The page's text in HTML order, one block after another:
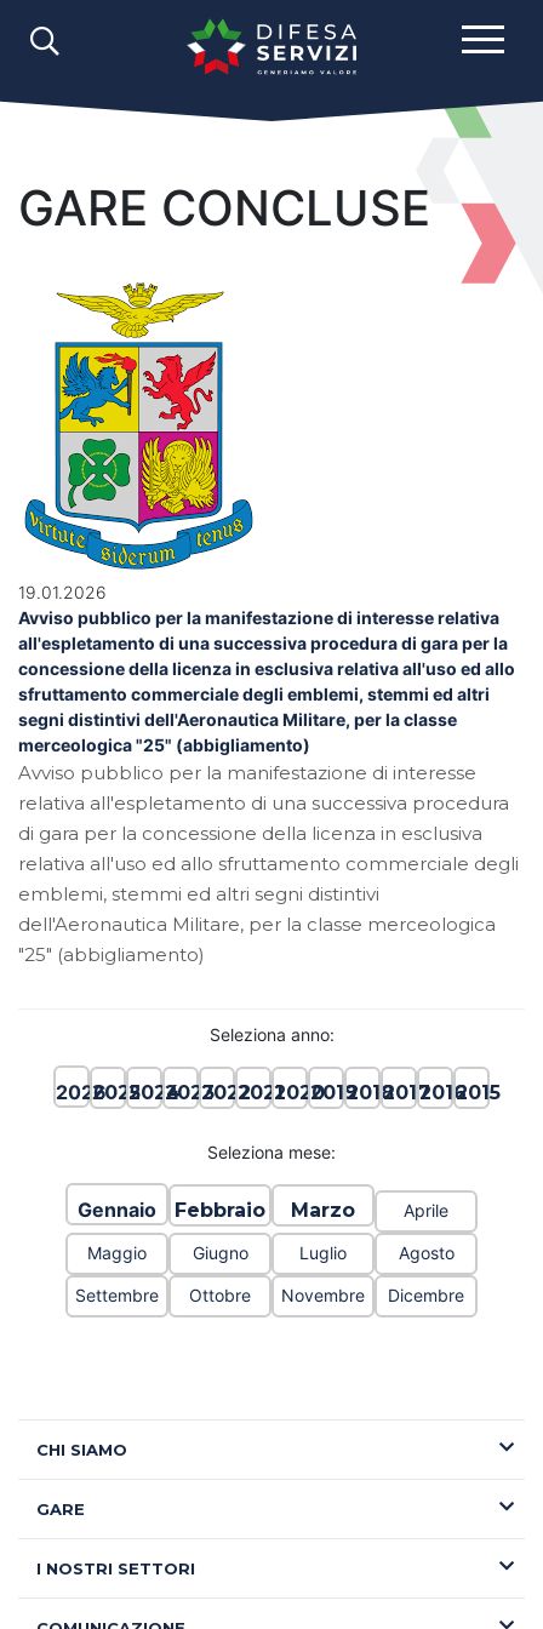
GARE CONCLUSE
19.01.2026
Avviso pubblico per la manifestazione di interesse relativa
all'espletamento di una successiva procedura di gara per la
concessione della licenza in esclusiva relativa all'uso ed allo
sfruttamento commerciale degli emblemi, stemmi ed altri
segni distintivi dell'Aeronautica Militare, per la classe
merceologica "25" (abbigliamento)
Avviso pubblico per la manifestazione di interesse
relativa all'espletamento di una successiva procedura
di gara per la concessione della licenza in esclusiva
relativa all'uso ed allo sfruttamento commerciale degli
emblemi, stemmi ed altri segni distintivi
dell'Aeronautica Militare, per la classe merceologica
"25" (abbigliamento)
Seleziona anno:
202620252024202320222021202020192018201720162015
Seleziona mese:
Gennaio Febbraio Marzo Aprile
Maggio Giugno Luglio Agosto
Settembre Ottobre Novembre Dicembre
CHI SIAMO
GARE
I NOSTRI SETTORI